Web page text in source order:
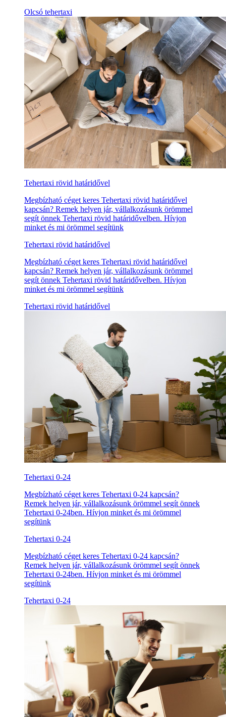
Olcsó tehertaxi
Tehertaxi rövid határidővel
Megbízható céget keres Tehertaxi rövid határidővel
kapcsán? Remek helyen jár, vállalkozásunk örömmel
segít önnek Tehertaxi rövid határidővelben. Hívjon
minket és mi örömmel segítünk
Tehertaxi rövid határidővel
Megbízható céget keres Tehertaxi rövid határidővel
kapcsán? Remek helyen jár, vállalkozásunk örömmel
segít önnek Tehertaxi rövid határidővelben. Hívjon
minket és mi örömmel segítünk
Tehertaxi rövid határidővel
Tehertaxi 0-24
Megbízható céget keres Tehertaxi 0-24 kapcsán?
Remek helyen jár, vállalkozásunk örömmel segít önnek
Tehertaxi 0-24ben. Hívjon minket és mi örömmel
segítünk
Tehertaxi 0-24
Megbízható céget keres Tehertaxi 0-24 kapcsán?
Remek helyen jár, vállalkozásunk örömmel segít önnek
Tehertaxi 0-24ben. Hívjon minket és mi örömmel
segítünk
Tehertaxi 0-24